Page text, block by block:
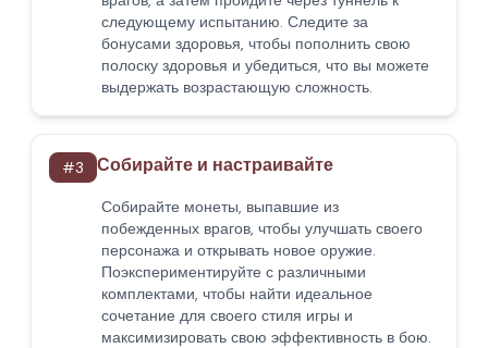
следующему испытанию. Следите за
бонусами здоровья, чтобы пополнить свою
полоску здоровья и убедиться, что вы можете
выдержать возрастающую сложность.
#3 Собирайте и настраивайте
Собирайте монеты, выпавшие из
побежденных врагов, чтобы улучшать своего
персонажа и открывать новое оружие.
Поэкспериментируйте с различными
комплектами, чтобы найти идеальное
сочетание для своего стиля игры и
максимизировать свою эффективность в бою.